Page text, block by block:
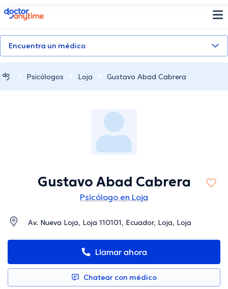
doctoranytime
Encuentra un médico
Psicólogos Loja Gustavo Abad Cabrera
Gustavo Abad Cabrera
Psicólogo en Loja
Av. Nueva Loja, Loja 110101, Ecuador, Loja, Loja
Llamar ahora
Chatear con médico